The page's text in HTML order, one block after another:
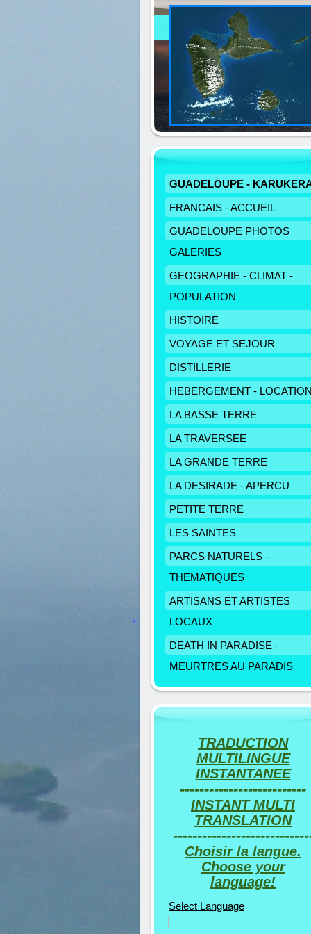
GUADELOUPE -
FRANCAIS - ACCUEIL
GUADELOUPE PHOTOS
GALERIES
GEOGRAPHIE - CLIMAT -
POPULATION
HISTOIRE
VOYAGE ET SEJOUR
DISTILLERIE
HEBERGEMENT -
LA BASSE TERRE
LA TRAVERSEE
LA GRANDE TERRE
LA DESIRADE - APERCU
PETITE TERRE
LES SAINTES
PARCS NATURELS -
THEMATIQUES
ARTISANS ET ARTISTES
LOCAUX
DEATH IN PARADISE -
MEURTRES AU PARADIS
TRADUCTION
MULTILINGUE
INSTANTANEE
--------------------------
INSTANT MULTI
TRANSLATION
Choisir la langue.
Choose your
language!
Select Language